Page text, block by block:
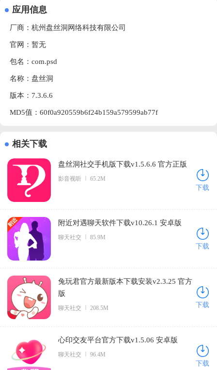
应用信息
厂商： 杭州盘丝洞网络科技有限公司
官网：暂无
包名：com.psd
名称：盘丝洞
版本：7.3.6.6
MD5值：60f0a920559b6f24b159a579599ab77f
相关下载
盘丝洞社交手机版下载v1.5.6.6 官方正版
影音视听 65.2M
下载
附近对遇聊天软件下载v10.26.1 安卓版
聊天社交 85.9M
下载
兔玩君官方最新版本下载安装v2.3.25 官方
版
聊天社交 208.5M 下载
心印交友平台官方下载v1.5.06 安卓版
聊天社交 96.4M
下载